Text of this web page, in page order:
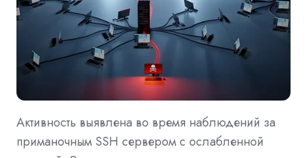
Активность выявлена во время наблюдений за
приманочным SSH сервером с ослабленной